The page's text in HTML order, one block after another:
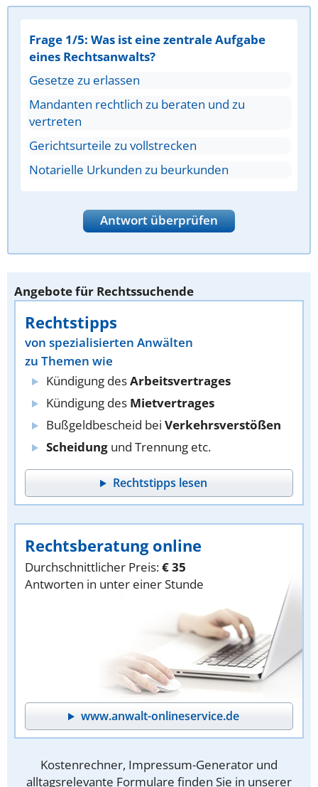
Frage 1/5: Was ist eine zentrale Aufgabe
eines Rechtsanwalts?
Gesetze zu erlassen
Mandanten rechtlich zu beraten und zu
vertreten
Gerichtsurteile zu vollstrecken
Notarielle Urkunden zu beurkunden
Antwort überprüfen
Angebote für Rechtssuchende
Rechtstipps
von spezialisierten Anwälten
zu Themen wie
Kündigung desArbeitsvertrages
Kündigung des Mietvertrages
Bußgeldbescheid bei Verkehrsverstößen
Scheidung und Trennung etc.
Rechtstipps lesen
Rechtsberatung online
Durchschnittlicher Preis:€ 35
Antworten in unter einer Stunde
www.anwalt-onlineservice.de
Kostenrechner, Impressum-Generator und
alltagsrelevante Formulare finden Sie in unserer